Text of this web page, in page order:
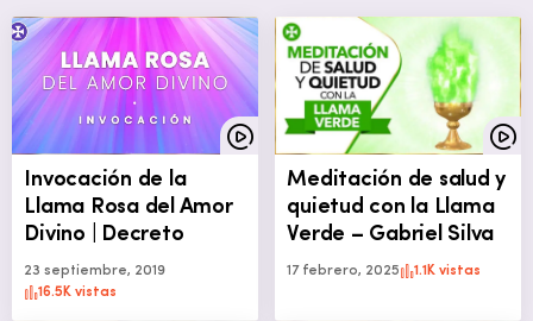
Invocación de la
Llama Rosa del Amor
Divino | Decreto
23 septiembre, 2019
16.5K vistas
Meditación de salud y
quietud con la Llama
Verde – Gabriel Silva
17 febrero, 2025 1.1K vistas